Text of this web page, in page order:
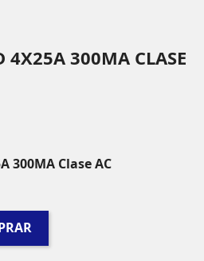
4X25A 300MA CLASE
300MA Clase AC